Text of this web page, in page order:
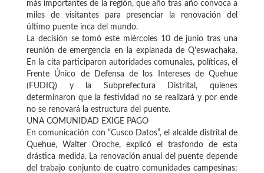
más importantes de la región, que año tras año convoca a
miles de visitantes para presenciar la renovación del
último puente inca del mundo.
La decisión se tomó este miércoles 10 de junio tras una
reunión de emergencia en la explanada de Q'eswachaka.
En la cita participaron autoridades comunales, políticas, el
Frente Único de Defensa de los Intereses de Quehue
(FUDIQ) y la Subprefectura Distrital, quienes
determinaron que la festividad no se realizará y por ende
no se renovará la estructura del puente.
UNA COMUNIDAD EXIGE PAGO
En comunicación con “Cusco Datos”, el alcalde distrital de
Quehue, Walter Oroche, explicó el trasfondo de esta
drástica medida. La renovación anual del puente depende
del trabajo conjunto de cuatro comunidades campesinas: